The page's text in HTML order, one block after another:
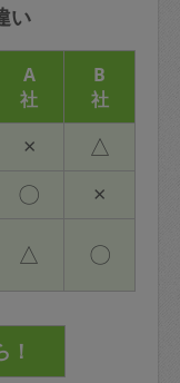
い
A
社
B
社
× △
〇 ×
△ 〇